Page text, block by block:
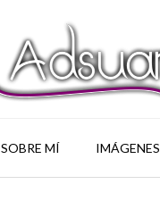
SOBRE MÍ IMÁGENES